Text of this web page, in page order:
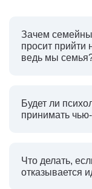
Зачем
просит прийти
ведь мы
Будет ли
принимать
Что делать,
отказывается